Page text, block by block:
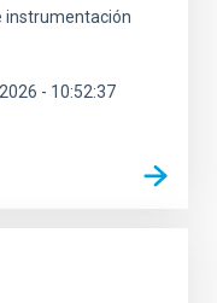
instrumentación
- 10:52:37